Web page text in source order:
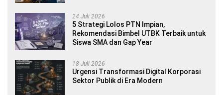
24 Juli 2026
5 Strategi Lolos PTN Impian,
Rekomendasi Bimbel UTBK Terbaik untuk
Siswa SMA dan Gap Year
18 Juli 2026
Urgensi Transformasi Digital Korporasi
Sektor Publik di Era Modern